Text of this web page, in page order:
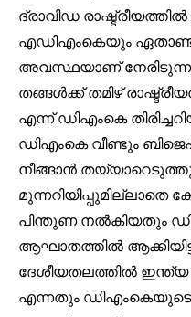
Join our
SUBSCRIBERS
ദ്രാവിഡ
എഡിഎംകെയും ഏതാണ്ട്
അവസ്ഥയാണ്
തങ്ങൾക്ക് തമിഴ്
എന്ന് ഡിഎംകെ
ഡിഎംകെ വീണ്ടും
നീങ്ങാൻ
മുന്നറിയിപ്പുമില്ലാതെ
പിന്തുണ നൽകിയതും
ആഘാതത്തിൽ
ദേശീയതലത്തിൽ
എന്നതും ഡിഎംകെയുടെ